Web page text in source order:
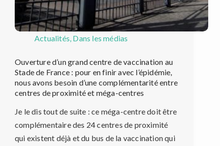
Actualités Dans les médias
Ouverture d’un grand centre de vaccination au
Stade de France : pour en finir avec l’épidémie,
nous avons besoin d’une complémentarité entre
centres de proximité et méga-centres
Je le dis tout de suite : ce méga-centre doit être
complémentaire des 24 centres de proximité
qui existent déjà et du bus de la vaccination qui